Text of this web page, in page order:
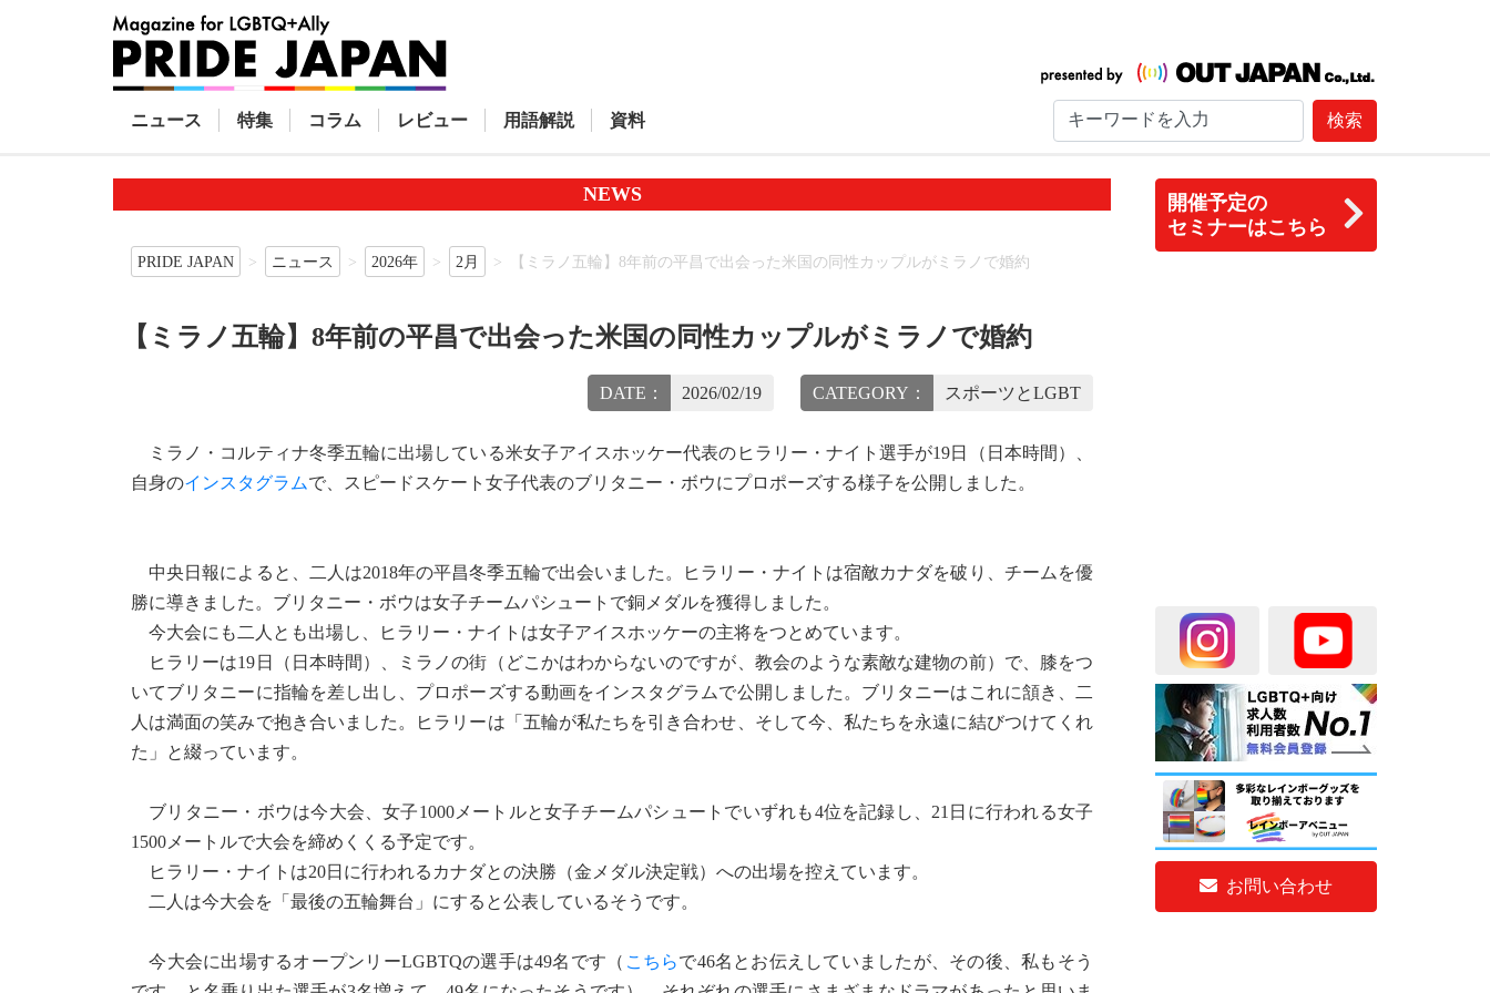
ニュース 特集 コラム レビュー 用語解説 資料 検索
開催予定の
セミナーはこちら
お問い合わせ
NEWS
PRIDE JAPAN ニュース 2026年 2月 【ミラノ五輪】8年前の平昌で出会った米国の同性カップルがミラノで婚約
【ミラノ五輪】8年前の平昌で出会った米国の同性カップルがミラノで婚約
DATE： 2026/02/19 CATEGORY： スポーツとLGBT
ミラノ・コルティナ冬季五輪に出場している米女子アイスホッケー代表のヒラリー・ナイト選手が19日（日本時間）、
自身のインスタグラムで、スピードスケート女子代表のブリタニー・ボウにプロポーズする様子を公開しました。
中央日報によると、二人は2018年の平昌冬季五輪で出会いました。ヒラリー・ナイトは宿敵カナダを破り、チームを優
勝に導きました。ブリタニー・ボウは女子チームパシュートで銅メダルを獲得しました。
今大会にも二人とも出場し、ヒラリー・ナイトは女子アイスホッケーの主将をつとめています。
ヒラリーは19日（日本時間）、ミラノの街（どこかはわからないのですが、教会のような素敵な建物の前）で、膝をつ
いてブリタニーに指輪を差し出し、プロポーズする動画をインスタグラムで公開しました。ブリタニーはこれに頷き、二
人は満面の笑みで抱き合いました。ヒラリーは「五輪が私たちを引き合わせ、そして今、私たちを永遠に結びつけてくれ
た」と綴っています。
ブリタニー・ボウは今大会、女子1000メートルと女子チームパシュートでいずれも4位を記録し、21日に行われる女子
1500メートルで大会を締めくくる予定です。
ヒラリー・ナイトは20日に行われるカナダとの決勝（金メダル決定戦）への出場を控えています。
二人は今大会を「最後の五輪舞台」にすると公表しているそうです。
今大会に出場するオープンリーLGBTQの選手は49名です（ こちらで46名とお伝えしていましたが、その後、私もそう